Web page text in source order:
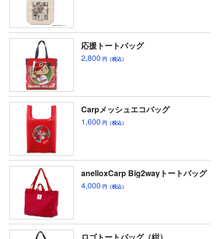
応援トートバッグ
2,800 円（税込）
Carpメッシュエコバッグ
1,600 円（税込）
anelloxCarp Big2wayトートバッグ
4,000 円（税込）
ロゴトートバッグ（紺）